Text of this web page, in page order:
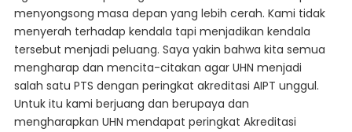
menyongsong masa depan yang lebih cerah. Kami tidak
menyerah terhadap kendala tapi menjadikan kendala
tersebut menjadi peluang. Saya yakin bahwa kita semua
mengharap dan mencita-citakan agar UHN menjadi
salah satu PTS dengan peringkat akreditasi AIPT unggul.
Untuk itu kami berjuang dan berupaya dan
mengharapkan UHN mendapat peringkat Akreditasi